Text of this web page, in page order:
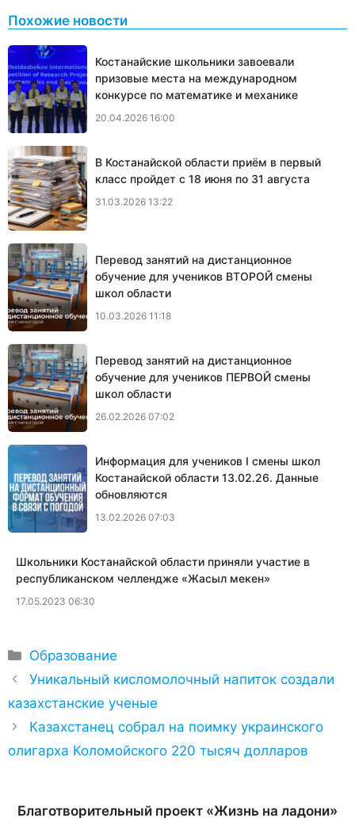
Похожие новости
Костанайские школьники завоевали
призовые места на международном
конкурсе по математике и механике
20.04.2026 16:00
В Костанайской области приём в первый
класс пройдет с 18 июня по 31 августа
31.03.2026 13:22
Перевод занятий на дистанционное
обучение для учеников ВТОРОЙ смены
школ области
10.03.2026 11:18
Перевод занятий на дистанционное
обучение для учеников ПЕРВОЙ смены
школ области
26.02.2026 07:02
Информация для учеников I смены школ
Костанайской области 13.02.26. Данные
обновляются
13.02.2026 07:03
Школьники Костанайской области приняли участие в
республиканском челлендже «Жасыл мекен»
17.05.2023 06:30
Рубрики
Образование
Уникальный кисломолочный напиток создали
казахстанские ученые
Казахстанец собрал на поимку украинского
олигарха Коломойского 220 тысяч долларов
Благотворительный проект «Жизнь на ладони»